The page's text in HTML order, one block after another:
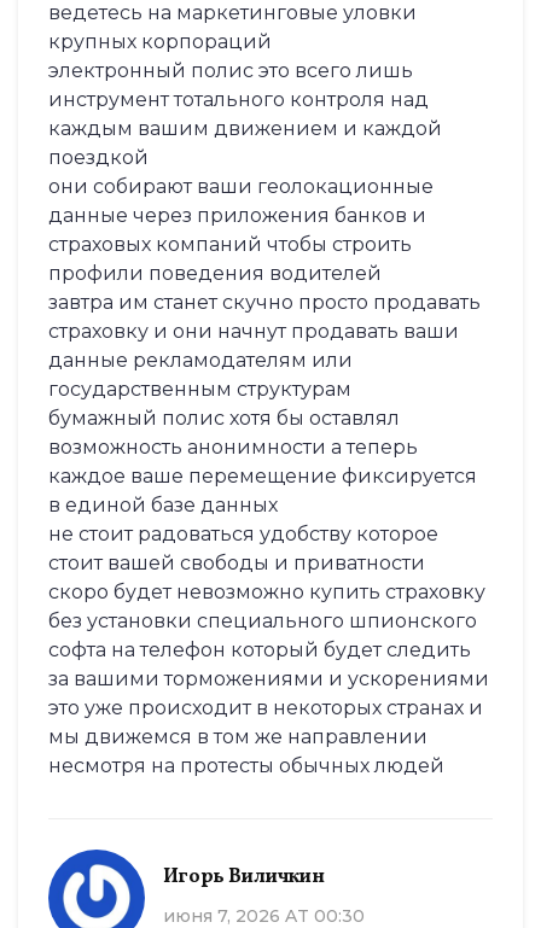
ведетесь на маркетинговые уловки
крупных корпораций
электронный полис это всего лишь
инструмент тотального контроля над
каждым вашим движением и каждой
поездкой
они собирают ваши геолокационные
данные через приложения банков и
страховых компаний чтобы строить
профили поведения водителей
завтра им станет скучно просто продавать
страховку и они начнут продавать ваши
данные рекламодателям или
государственным структурам
бумажный полис хотя бы оставлял
возможность анонимности а теперь
каждое ваше перемещение фиксируется
в единой базе данных
не стоит радоваться удобству которое
стоит вашей свободы и приватности
скоро будет невозможно купить страховку
без установки специального шпионского
софта на телефон который будет следить
за вашими торможениями и ускорениями
это уже происходит в некоторых странах и
мы движемся в том же направлении
несмотря на протесты обычных людей
Игорь Виличкин
июня 7, 2026 AT 00:30